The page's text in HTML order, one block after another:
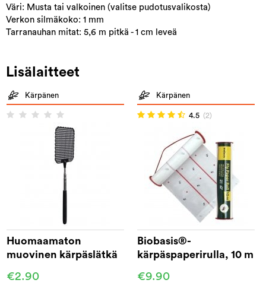
Väri: Musta tai valkoinen (valitse pudotusvalikosta)
Verkon silmäkoko: 1 mm
Tarranauhan mitat: 5,6 m pitkä - 1 cm leveä
Lisälaitteet
Kärpänen
Huomaamaton
muovinen kärpäslätkä
€2.90
Kärpänen
4.5 (2)
Biobasis®-
kärpäspaperirulla, 10 m
€9.90